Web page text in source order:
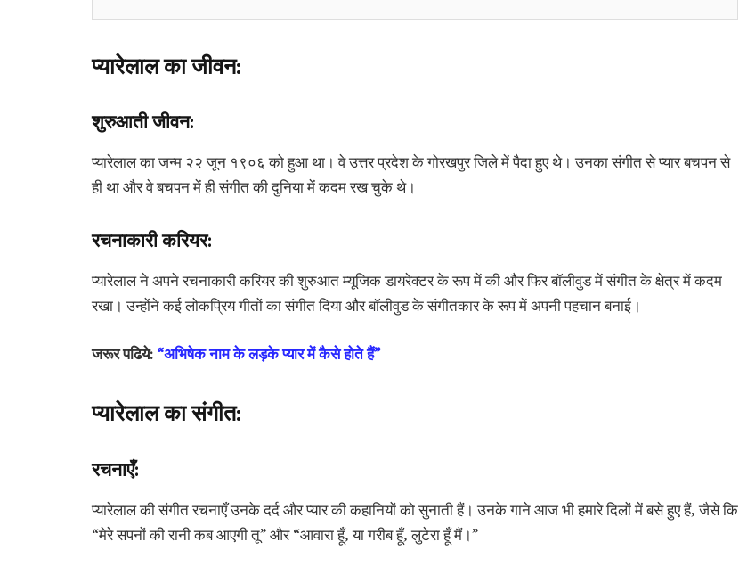
प्यारेलाल का जीवन:
शुरुआती जीवन:
प्यारेलाल का जन्म २२ जून १९०६ को हुआ था। वे उत्तर प्रदेश के गोरखपुर जिले में पैदा हुए थे। उनका संगीत से प्यार बचपन से
ही था और वे बचपन में ही संगीत की दुनिया में कदम रख चुके थे।
रचनाकारी करियर:
प्यारेलाल ने अपने रचनाकारी करियर की शुरुआत म्यूजिक डायरेक्टर के रूप में की और फिर बॉलीवुड में संगीत के क्षेत्र में कदम
रखा। उन्होंने कई लोकप्रिय गीतों का संगीत दिया और बॉलीवुड के संगीतकार के रूप में अपनी पहचान बनाई।
जरूर पढिये: “अभिषेक नाम के लड़के प्यार में कैसे होते हैं”
प्यारेलाल का संगीत:
रचनाएँ:
प्यारेलाल की संगीत रचनाएँ उनके दर्द और प्यार की कहानियों को सुनाती हैं। उनके गाने आज भी हमारे दिलों में बसे हुए हैं, जैसे कि
“मेरे सपनों की रानी कब आएगी तू” और “आवारा हूँ, या गरीब हूँ, लुटेरा हूँ मैं।”